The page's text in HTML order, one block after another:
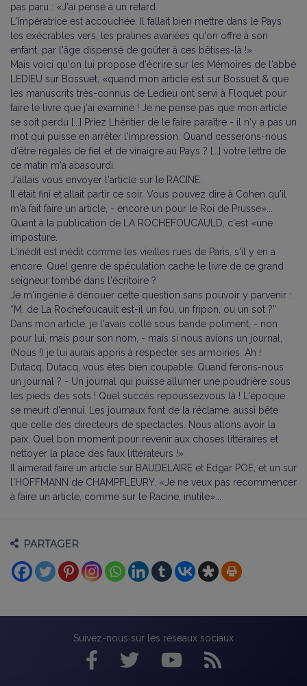
pas paru : «J'ai pensé à un retard.
L'Impératrice est accouchée. Il fallait bien mettre dans le Pays
les exécrables vers, les pralines avariées qu'on offre à son
enfant, par l'âge dispensé de goûter à ces bêtises-là !»
Mais voici qu'on lui propose d'écrire sur les Mémoires de l'abbé
LEDIEU sur Bossuet, «quand mon article est sur Bossuet & que
les manuscrits très-connus de Ledieu ont servi à Floquet pour
faire le livre que j'ai examiné ! Je ne pense pas que mon article
se soit perdu [...] Priez Lhéritier de le faire paraître - il n'y a pas un
mot qui puisse en arrêter l'impression. Quand cesserons-nous
d'être régalés de fiel et de vinaigre au Pays ? [...] votre lettre de
ce matin m'a abasourdi.
J'allais vous envoyer l'article sur le RACINE.
Il était fini et allait partir ce soir. Vous pouvez dire à Cohen qu'il
m'a fait faire un article, - encore un pour le Roi de Prusse»...
Quant à la publication de LA ROCHEFOUCAULD, c'est «une
imposture.
L'inédit est inédit comme les vieilles rues de Paris, s'il y en a
encore. Quel genre de spéculation cache le livre de ce grand
seigneur tombé dans l'écritoire ?
Je m'ingénie à dénouer cette question sans pouvoir y parvenir :
“M. de La Rochefoucault est-il un fou, un fripon, ou un sot ?”
Dans mon article, je l'avais collé sous bande poliment, - non
pour lui, mais pour son nom, - mais si nous avions un journal,
(Nous !) je lui aurais appris à respecter ses armoiries. Ah !
Dutacq, Dutacq, vous êtes bien coupable. Quand ferons-nous
un journal ? - Un journal qui puisse allumer une poudrière sous
les pieds des sots ! Quel succès repoussezvous là ! L'époque
se meurt d'ennui. Les journaux font de la réclame, aussi bête
que celle des directeurs de spectacles. Nous allons avoir la
paix. Quel bon moment pour revenir aux choses littéraires et
nettoyer la place des faux littérateurs !»
Il aimerait faire un article sur BAUDELAIRE et Edgar POE, et un sur
l'HOFFMANN de CHAMPFLEURY. «Je ne veux pas recommencer
à faire un article, comme sur le Racine, inutile»...
PARTAGER
Suivez-nous sur les réseaux sociaux